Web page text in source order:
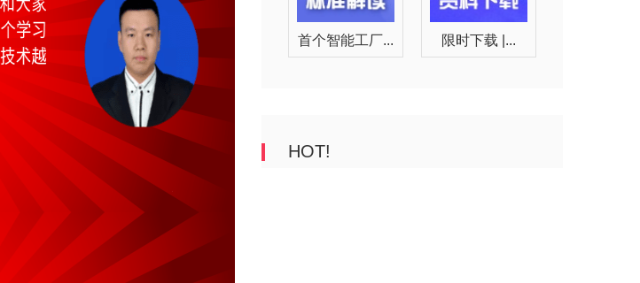
首个智能工厂... 限时下载 |...
HOT!